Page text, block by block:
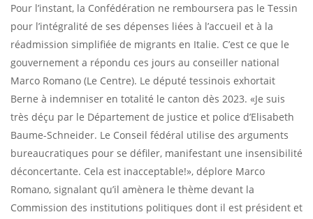
Pour l’instant, la Confédération ne remboursera pas le Tessin
pour l’intégralité de ses dépenses liées à l’accueil et à la
réadmission simplifiée de migrants en Italie. C’est ce que le
gouvernement a répondu ces jours au conseiller national
Marco Romano (Le Centre). Le député tessinois exhortait
Berne à indemniser en totalité le canton dès 2023. «Je suis
très déçu par le Département de justice et police d’Elisabeth
Baume-Schneider. Le Conseil fédéral utilise des arguments
bureaucratiques pour se défiler, manifestant une insensibilité
déconcertante. Cela est inacceptable!», déplore Marco
Romano, signalant qu’il amènera le thème devant la
Commission des institutions politiques dont il est président et